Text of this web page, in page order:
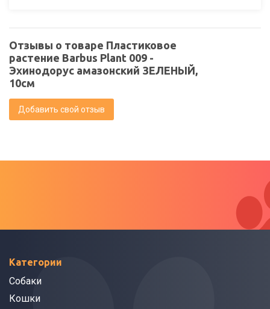
Отзывы о товаре Пластиковое
растение Barbus Plant 009 -
Эхинодорус амазонский ЗЕЛЕНЫЙ,
10см
Добавить свой отзыв
Категории
Собаки
Кошки